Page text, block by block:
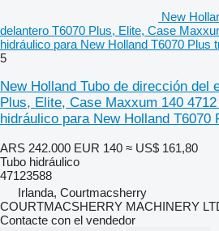
New
delantero T6070 Plus, Elite, Case
hidráulico para New Holland T6070 Plus
5
New Holland Tubo de dirección del
Plus, Elite, Case Maxxum 140
hidráulico para New Holland T6070
ARS 242.000 EUR 140 ≈ US$ 161,80
Tubo hidráulico
47123588
Irlanda, Courtmacsherry
COURTMACSHERRY MACHINERY
Contacte con el vendedor